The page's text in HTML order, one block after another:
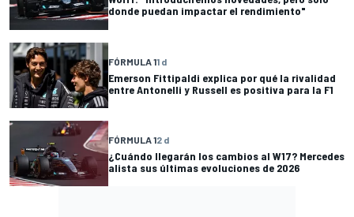
donde puedan impactar el rendimiento"
FÓRMULA 11 d
Emerson Fittipaldi explica por qué la rivalidad
entre Antonelli y Russell es positiva para la F1
FÓRMULA 12 d
¿Cuándo llegarán los cambios al W17? Mercedes
alista sus últimas evoluciones de 2026